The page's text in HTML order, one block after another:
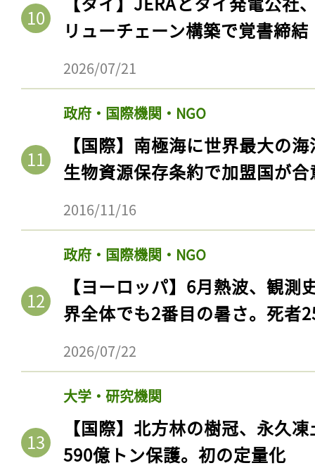
リューチェーン構築で覚書締結
2026/07/21
政府・国際機関・NGO
【国際】南極海に世界最大の
生物資源保存条約で加盟国が合
2016/11/16
政府・国際機関・NGO
【ヨーロッパ】6月熱波、観
界全体でも2番目の暑さ。死者
2026/07/22
大学・研究機関
【国際】北方林の樹冠、永久
590億トン保護。初の定量化
ログイン
会員登録